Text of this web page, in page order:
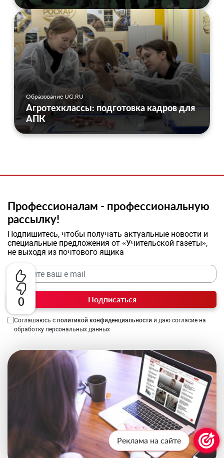
0
Образование UG.RU
Агротехклассы: подготовка кадров для
АПК
Профессионалам - профессиональную
рассылку!
Подпишитесь, чтобы получать актуальные новости и
специальные предложения от «Учительской газеты»,
не выходя из почтового ящика
Подписаться
Соглашаюсь с политикой конфиденциальности и даю согласие на
обработку персональных данных
Реклама на сайте